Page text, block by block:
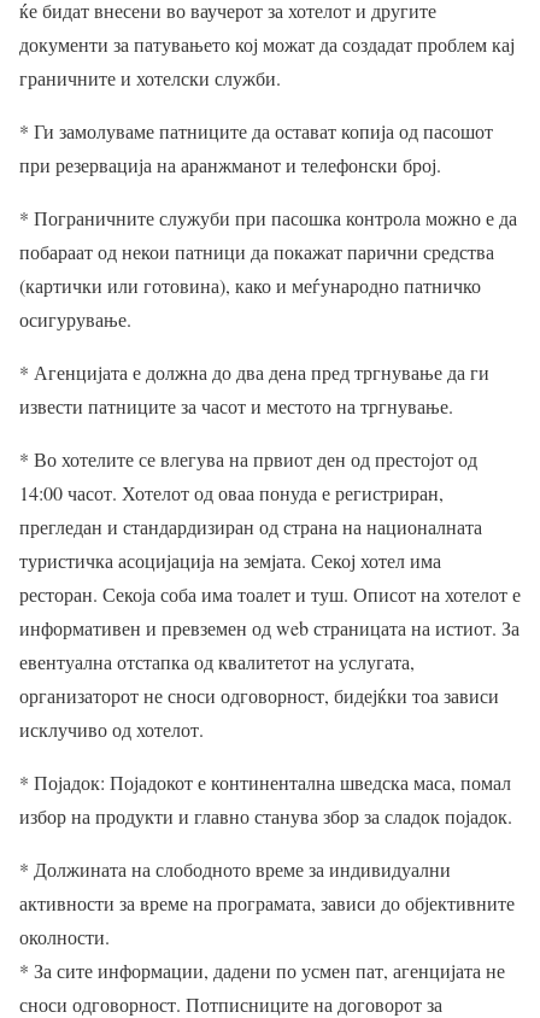
ќе бидат внесени во ваучерот за хотелот и другите
документи за патувањето кој можат да создадат проблем кај
граничните и хотелски служби.
* Ги замолуваме патниците да остават копија од пасошот
при резервација на аранжманот и телефонски број.
* Пограничните служуби при пасошка контрола можно е да
побараат од некои патници да покажат парични средства
(картички или готовина), како и меѓународно патничко
осигурување.
* Агенцијата е должна до два дена пред тргнување да ги
извести патниците за часот и местото на тргнување.
* Во хотелите се влегува на првиот ден од престојот од
14:00 часот. Хотелот од оваа понуда е регистриран,
прегледан и стандардизиран од страна на националната
туристичка асоцијација на земјата. Секој хотел има
ресторан. Секоја соба има тоалет и туш. Описот на хотелот е
информативен и превземен од web страницата на истиот. За
евентуална отстапка од квалитетот на услугата,
организаторот не сноси одговорност, бидејќки тоа зависи
исклучиво од хотелот.
* Појадок: Појадокот е континентална шведска маса, помал
избор на продукти и главно станува збор за сладок појадок.
* Должината на слободното време за индивидуални
активности за време на програмата, зависи до објективните
околности.
* За сите информации, дадени по усмен пат, агенцијата не
сноси одговорност. Потписниците на договорот за